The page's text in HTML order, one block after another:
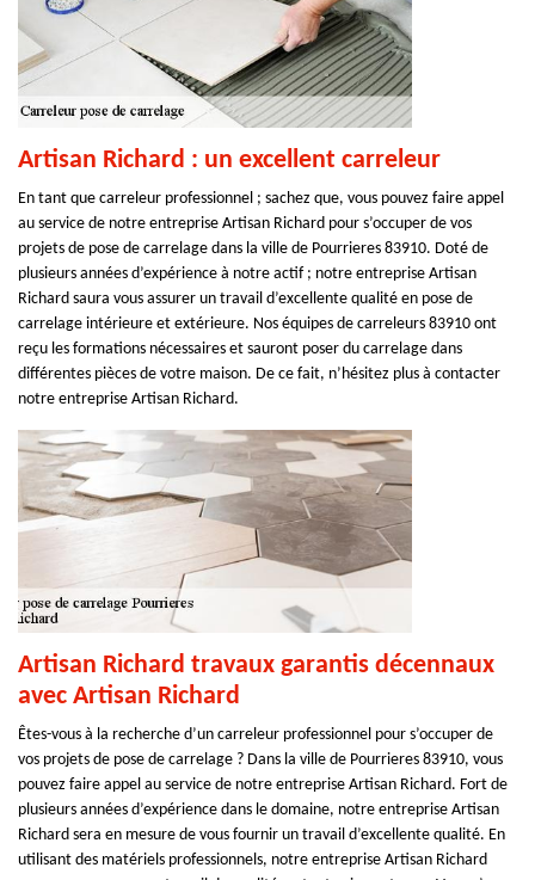
Artisan Richard : un excellent carreleur
En tant que carreleur professionnel ; sachez que, vous pouvez faire appel
au service de notre entreprise Artisan Richard pour s’occuper de vos
projets de pose de carrelage dans la ville de Pourrieres 83910. Doté de
plusieurs années d’expérience à notre actif ; notre entreprise Artisan
Richard saura vous assurer un travail d’excellente qualité en pose de
carrelage intérieure et extérieure. Nos équipes de carreleurs 83910 ont
reçu les formations nécessaires et sauront poser du carrelage dans
différentes pièces de votre maison. De ce fait, n’hésitez plus à contacter
notre entreprise Artisan Richard.
Artisan Richard travaux garantis décennaux
avec Artisan Richard
Êtes-vous à la recherche d’un carreleur professionnel pour s’occuper de
vos projets de pose de carrelage ? Dans la ville de Pourrieres 83910, vous
pouvez faire appel au service de notre entreprise Artisan Richard. Fort de
plusieurs années d’expérience dans le domaine, notre entreprise Artisan
Richard sera en mesure de vous fournir un travail d’excellente qualité. En
utilisant des matériels professionnels, notre entreprise Artisan Richard